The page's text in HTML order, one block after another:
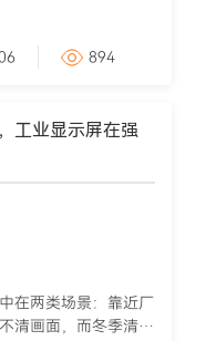
894
工业显示屏在强
在两类场景：靠近厂
清画面，而冬季清晨